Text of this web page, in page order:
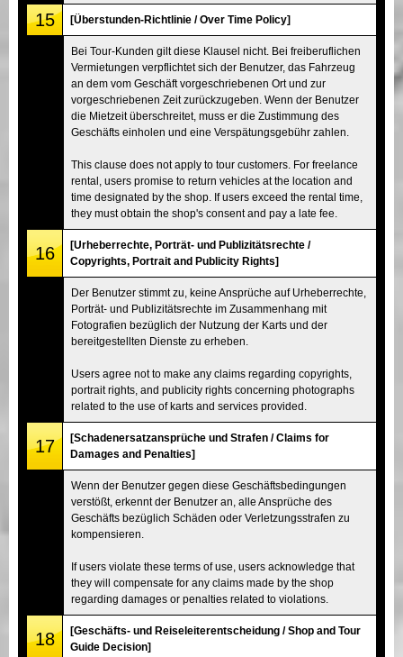
15 [Überstunden-Richtlinie / Over Time Policy]
Bei Tour-Kunden gilt diese Klausel nicht. Bei freiberuflichen
Vermietungen verpflichtet sich der Benutzer, das Fahrzeug
an dem vom Geschäft vorgeschriebenen Ort und zur
vorgeschriebenen Zeit zurückzugeben. Wenn der Benutzer
die Mietzeit überschreitet, muss er die Zustimmung des
Geschäfts einholen und eine Verspätungsgebühr zahlen.
This clause does not apply to tour customers. For freelance
rental, users promise to return vehicles at the location and
time designated by the shop. If users exceed the rental time,
they must obtain the shop's consent and pay a late fee.
16
[Urheberrechte, Porträt- und Publizitätsrechte /
Copyrights, Portrait and Publicity Rights]
Der Benutzer stimmt zu, keine Ansprüche auf Urheberrechte,
Porträt- und Publizitätsrechte im Zusammenhang mit
Fotografien bezüglich der Nutzung der Karts und der
bereitgestellten Dienste zu erheben.
Users agree not to make any claims regarding copyrights,
portrait rights, and publicity rights concerning photographs
related to the use of karts and services provided.
17
[Schadenersatzansprüche und Strafen / Claims for
Damages and Penalties]
Wenn der Benutzer gegen diese Geschäftsbedingungen
verstößt, erkennt der Benutzer an, alle Ansprüche des
Geschäfts bezüglich Schäden oder Verletzungsstrafen zu
kompensieren.
If users violate these terms of use, users acknowledge that
they will compensate for any claims made by the shop
regarding damages or penalties related to violations.
18
[Geschäfts- und Reiseleiterentscheidung / Shop and Tour
Guide Decision]